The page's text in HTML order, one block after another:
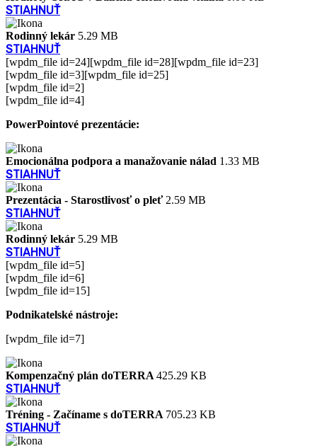
STIAHNUŤ
Rodinný lekár 5.29 MB
STIAHNUŤ
[wpdm_file id=24][wpdm_file id=28][wpdm_file id=23]
[wpdm_file id=3][wpdm_file id=25]
[wpdm_file id=2]
[wpdm_file id=4]
PowerPointové prezentácie:
Emocionálna podpora a manažovanie nálad 1.33 MB
STIAHNUŤ
Prezentácia - Starostlivosť o pleť 2.59 MB
STIAHNUŤ
Rodinný lekár 5.29 MB
STIAHNUŤ
[wpdm_file id=5]
[wpdm_file id=6]
[wpdm_file id=15]
Podnikatelské nástroje:
[wpdm_file id=7]
Kompenzačný plán doTERRA 425.29 KB
STIAHNUŤ
Tréning - Začíname s doTERRA 705.23 KB
STIAHNUŤ